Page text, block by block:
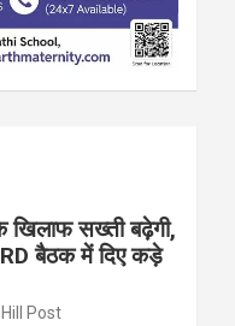
खिलाफ सख्ती बढ़ेगी,
बैठक में दिए कड़े
Post